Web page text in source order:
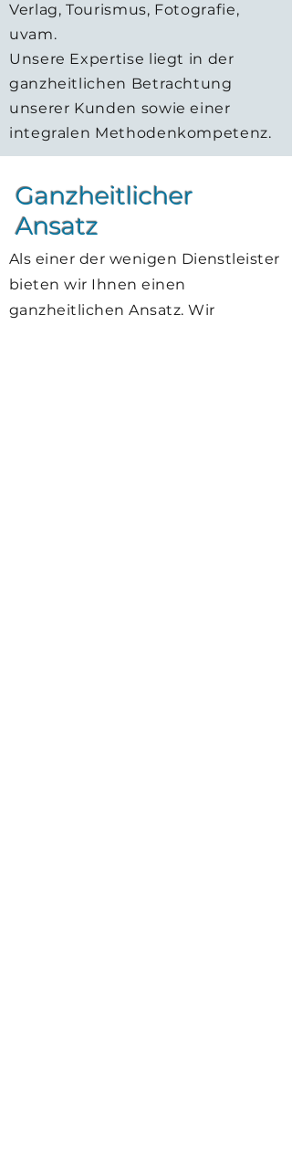
Verlag, Tourismus, Fotografie,
uvam.
Unsere Expertise liegt in der
ganzheitlichen Betrachtung
unserer Kunden sowie einer
integralen Methodenkompetenz.
Ganzheitlicher
Ansatz
Als einer der wenigen Dienstleister
bieten wir Ihnen einen
ganzheitlichen Ansatz. Wir